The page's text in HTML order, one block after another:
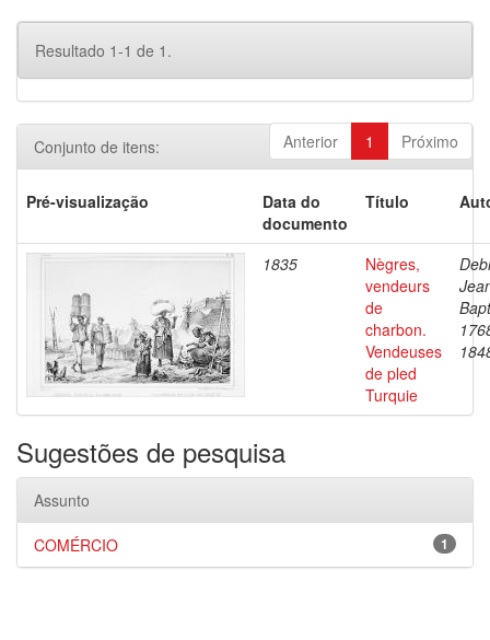
Resultado 1-1 de 1.
Anterior 1 Próximo
Conjunto de itens:
Pré-visualização
Data do
documento
Título
1835
Nègres,
vendeurs
de
charbon.
Vendeuses
de pled
Turquie
Sugestões de pesquisa
Assunto
1
COMÉRCIO